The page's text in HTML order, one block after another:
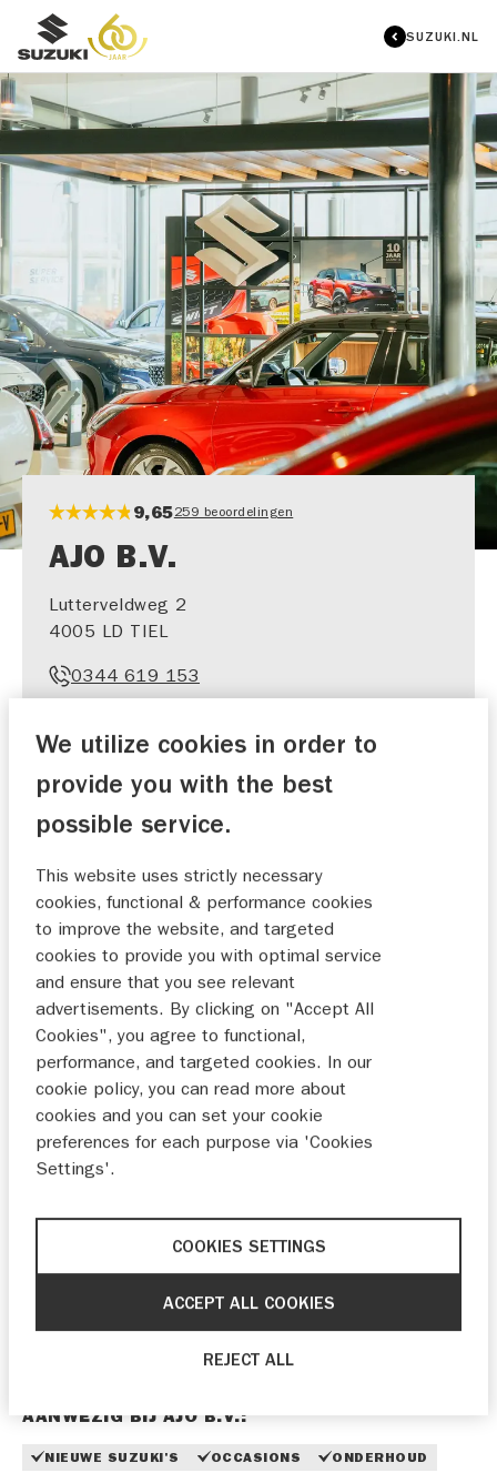
SUZUKI.NL
9,65259 beoordelingen
AJO B.V.
Lutterveldweg 2
4005 LD TIEL
0344 619 153
AFSPRAAK
AFSPRAAK
INRUILEN PROEFRIT
WELKOM
Op deze pagina vind je de openingstijden van onze
showroom en werkplaats. Neem gerust contact met
Sterke prijs-kwaliteitverhouding
Duidelijke afspraken
AANWEZIG BIJ AJO B.V.:
NIEUWE SUZUKI'S OCCASIONS ONDERHOUD
We utilize cookies in order to
provide you with the best
possible service.
This website uses strictly necessary
cookies, functional & performance cookies
to improve the website, and targeted
cookies to provide you with optimal service
and ensure that you see relevant
advertisements. By clicking on "Accept All
Cookies", you agree to functional,
performance, and targeted cookies. In our
cookie policy, you can read more about
cookies and you can set your cookie
preferences for each purpose via 'Cookies
Settings'.
COOKIES SETTINGS
REJECT ALL
ACCEPT ALL COOKIES